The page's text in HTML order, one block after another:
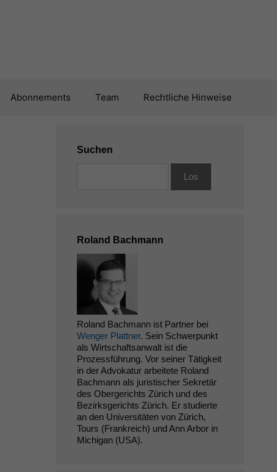
Abonnements Team Rechtliche Hinweise
Suchen
Roland Bachmann
Roland Bachmann ist Partner bei
Wenger Plattner. Sein Schwerpunkt
als Wirtschaftsanwalt ist die
Prozessführung. Vor seiner Tätigkeit
in der Advokatur arbeitete Roland
Bachmann als juristischer Sekretär
des Obergerichts Zürich und des
Bezirksgerichts Zürich. Er studierte
an den Universitäten von Zürich,
Tours (Frankreich) und Ann Arbor in
Michigan (USA).